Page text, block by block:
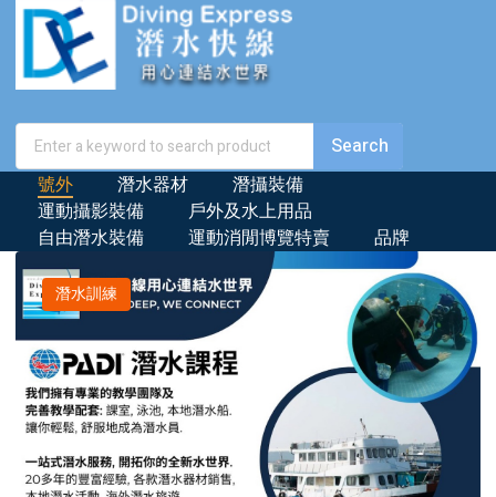
號外 潛水器材
潛攝裝備
運動攝影裝備
戶外及水上用品
自由潛水裝備
運動消閒博覽特賣 品牌
潛水訓練